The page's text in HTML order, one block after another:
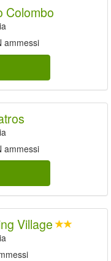
Colombo
ammessi
ammessi
Village